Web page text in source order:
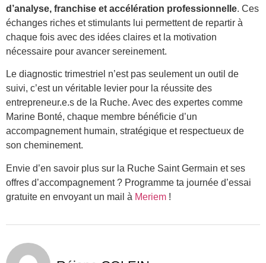
d’analyse, franchise et accélération professionnelle. Ces
échanges riches et stimulants lui permettent de repartir à
chaque fois avec des idées claires et la motivation
nécessaire pour avancer sereinement.
Le diagnostic trimestriel n’est pas seulement un outil de
suivi, c’est un véritable levier pour la réussite des
entrepreneur.e.s de la Ruche. Avec des expertes comme
Marine Bonté, chaque membre bénéficie d’un
accompagnement humain, stratégique et respectueux de
son cheminement.
Envie d’en savoir plus sur la Ruche Saint Germain et ses
offres d’accompagnement ? Programme ta journée d’essai
gratuite en envoyant un mail à Meriem !